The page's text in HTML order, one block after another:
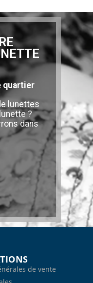
quartier
lunettes
?
dans
de vente